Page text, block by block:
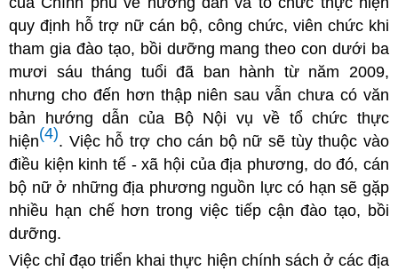
quy định hỗ trợ nữ cán bộ, công chức, viên chức khi
tham gia đào tạo, bồi dưỡng mang theo con dưới ba
mươi sáu tháng tuổi đã ban hành từ năm 2009,
nhưng cho đến hơn thập niên sau vẫn chưa có văn
bản hướng dẫn của Bộ Nội vụ về tổ chức thực
hiện(4). Việc hỗ trợ cho cán bộ nữ sẽ tùy thuộc vào
điều kiện kinh tế - xã hội của địa phương, do đó, cán
bộ nữ ở những địa phương nguồn lực có hạn sẽ gặp
nhiều hạn chế hơn trong việc tiếp cận đào tạo, bồi
dưỡng.
Việc chỉ đạo triển khai thực hiện chính sách ở các địa